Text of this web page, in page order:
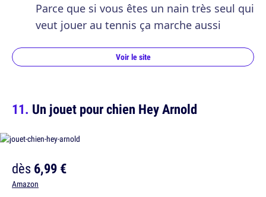
Parce que si vous êtes un nain très seul qui
veut jouer au tennis ça marche aussi
Voir le site
Un jouet pour chien Hey Arnold
dès6,99 €
Amazon